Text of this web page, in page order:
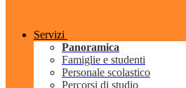
Servizi
Panoramica
Famiglie e studenti
Personale scolastico
Percorsi di studio